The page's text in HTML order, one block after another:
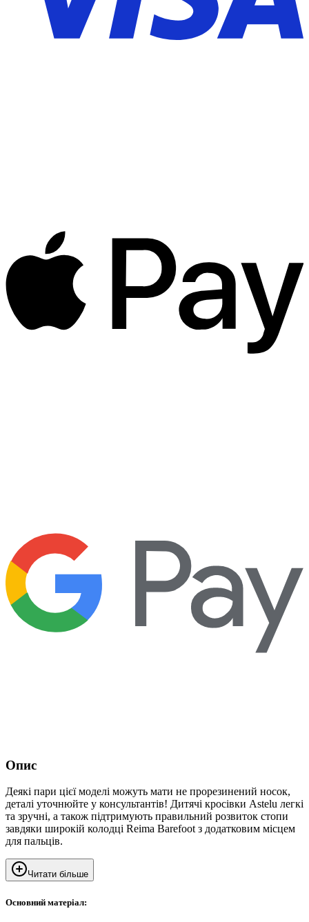
Опис
Деякі пари цієї моделі можуть мати не прорезинений носок,
деталі уточнюйте у консультантів! Дитячі кросівки Astelu легкі
та зручні, а також підтримують правильний розвиток стопи
завдяки широкій колодці Reima Barefoot з додатковим місцем
для пальців.
Читати більше
Основний матеріал: